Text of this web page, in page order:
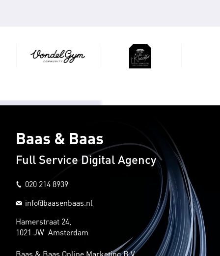
Baas & Baas
Full Service Digital Agency
020 214 8939
info@baasenbaas.nl
Hamerstraat 24,
1021 JW Amsterdam